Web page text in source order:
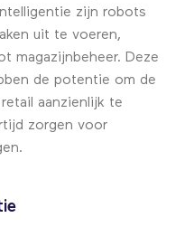
zijn robots
uit te voeren,
magazijnbeheer. Deze
de potentie om de
aanzienlijk te
zorgen voor